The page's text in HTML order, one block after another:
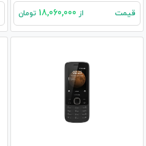
قیمت از تومان